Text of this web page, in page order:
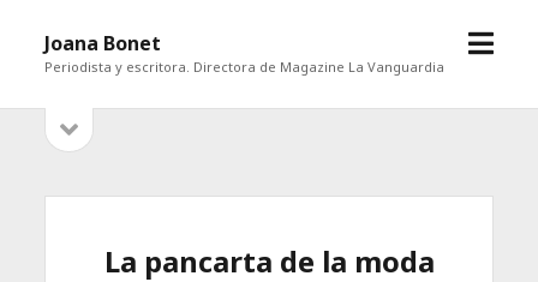
Joana Bonet
Periodista y escritora. Directora de Magazine La Vanguardia
abrir
Barrabarra
La pancarta de la moda